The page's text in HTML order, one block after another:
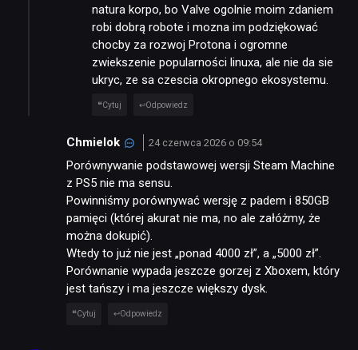
natura korpo, bo Valve ogolnie moim zdaniem
robi dobrą robote i mozna im podziękować
chocby za rozwoj Protona i ogromne
zwiekszenie popularności linuxa, ale nie da sie
ukryc, ze sa czescia okropnego ekosystemu.
Cytuj Odpowiedz
Chmielok 24 czerwca 2026 o 09:54
Porównywanie podstawowej wersji Steam Machine
z PS5 nie ma sensu.
Powinniśmy porównywać wersję z padem i 850GB
pamięci (której akurat nie ma, no ale załóżmy, że
można dokupić).
Wtedy to już nie jest „ponad 4000 zł”, a „5000 zł”.
Porównanie wypada jeszcze gorzej z Xboxem, który
jest tańszy i ma jeszcze większy dysk.
Cytuj Odpowiedz